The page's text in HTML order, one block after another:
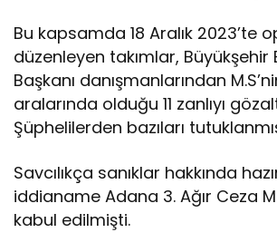
Bu kapsamda 18 Aralık 2023’te
düzenleyen takımlar, Büyükşehir
Başkanı danışmanlarından
aralarında olduğu 11 zanlıyı
Şüphelilerden bazıları
Savcılıkça sanıklar hakkında
iddianame Adana 3. Ağır Ceza
kabul edilmişti.